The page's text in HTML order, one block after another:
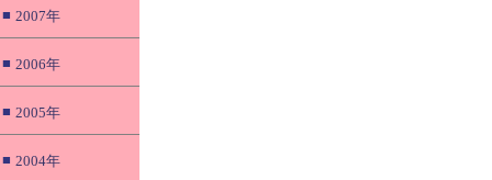
■ 2007年
■ 2006年
■ 2005年
■ 2004年